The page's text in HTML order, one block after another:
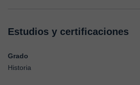
Estudios y certificaciones
Grado
Historia